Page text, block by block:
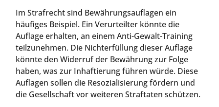
Im Strafrecht sind Bewährungsauflagen ein
häufiges Beispiel. Ein Verurteilter könnte die
Auflage erhalten, an einem Anti-Gewalt-Training
teilzunehmen. Die Nichterfüllung dieser Auflage
könnte den Widerruf der Bewährung zur Folge
haben, was zur Inhaftierung führen würde. Diese
Auflagen sollen die Resozialisierung fördern und
die Gesellschaft vor weiteren Straftaten schützen.